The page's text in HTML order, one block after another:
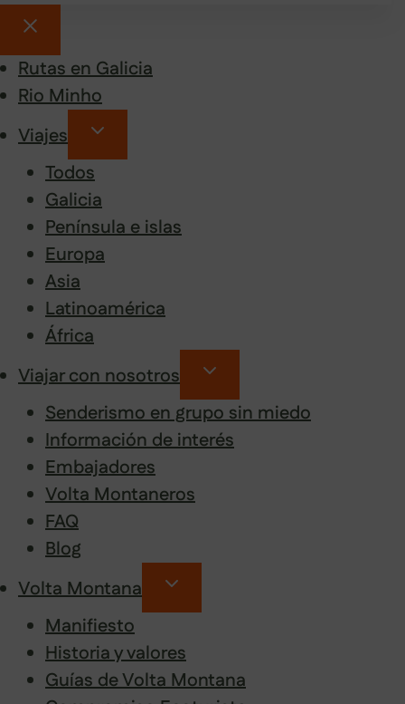
Rutas en Galicia
Rio Minho
Viajes
Todos
Galicia
Península e islas
Europa
Asia
Latinoamérica
África
Viajar con nosotros
Senderismo en grupo sin miedo
Información de interés
Embajadores
Volta Montaneros
FAQ
Blog
Volta Montana
Manifiesto
Historia y valores
Guías de Volta Montana